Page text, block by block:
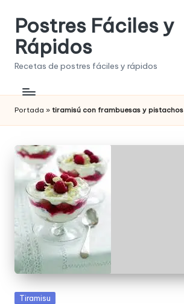
Saltar
contenido
Postres Fáciles y
Rápidos
Recetas de postres fáciles y rápidos
Portada » tiramisú con frambuesas y pistachos
Publicada
Tiramisu